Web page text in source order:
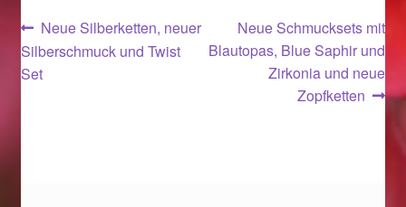
Weihnachtsangebote 2016
Beitragsnavigation
Vorheriger
Beitrag:
Neue Silberketten, neuer
Silberschmuck und Twist
Set
Nächster
Beitrag:
Neue Schmucksets mit
Blautopas, Blue Saphir und
Zirkonia und neue
Zopfketten